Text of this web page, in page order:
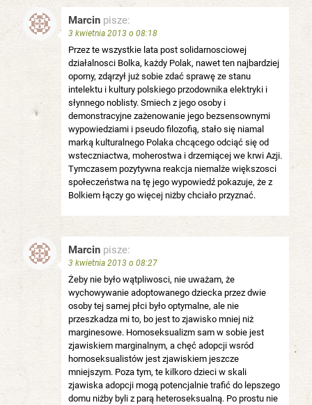
Marcin pisze:
3 kwietnia 2013 o 08:18
Przez te wszystkie lata post solidarnosciowej
działalnosci Bolka, każdy Polak, nawet ten najbardziej
oporny, zdąrzył już sobie zdać sprawę ze stanu
intelektu i kultury polskiego przodownika elektryki i
słynnego noblisty. Smiech z jego osoby i
demonstracyjne zażenowanie jego bezsensownymi
wypowiedziami i pseudo filozofią, stało się niamal
marką kulturalnego Polaka chcącego odciąć się od
wsteczniactwa, moherostwa i drzemiącej we krwi Azji.
Tymczasem pozytywna reakcja niemalże większosci
społeczeństwa na tę jego wypowiedź pokazuje, że z
Bolkiem łączy go więcej niżby chciało przyznać.
Marcin pisze:
3 kwietnia 2013 o 08:27
Żeby nie było wątpliwosci, nie uważam, że
wychowywanie adoptowanego dziecka przez dwie
osoby tej samej płci było optymalne, ale nie
przeszkadza mi to, bo jest to zjawisko mniej niż
marginesowe. Homoseksualizm sam w sobie jest
zjawiskiem marginalnym, a chęć adopcji wsród
homoseksualistów jest zjawiskiem jeszcze
mniejszym. Poza tym, te kilkoro dzieci w skali
zjawiska adopcji mogą potencjalnie trafić do lepszego
domu niżby byli z parą heteroseksualną. Po prostu nie